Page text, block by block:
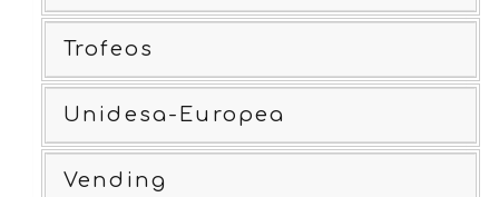
Trofeos
Unidesa-Europea
Vending